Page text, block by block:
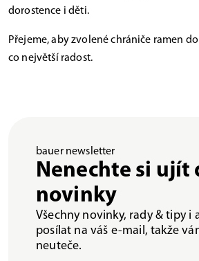
dorostence i děti.
Přejeme, aby zvolené chrániče ramen
co největší radost.
bauer newsletter
Nenechte si ujít
novinky
Všechny novinky, rady & tipy i
posílat na váš e-mail, takže
neuteče.